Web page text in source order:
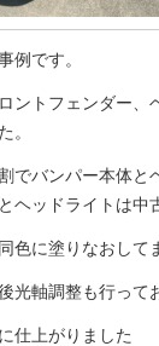
例です。
ントフェンダー、
。
でバンパー本体と
ヘッドライトは中
色に塗りなおして
光軸調整も行って
仕上がりました